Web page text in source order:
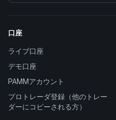
口座
ライブ口座
デモ口座
PAMMアカウント
プロトレーダ登録（他のトレー
ダーにコピーされる方）